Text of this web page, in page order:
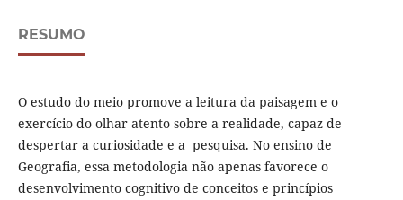
RESUMO
O estudo do meio promove a leitura da paisagem e o
exercício do olhar atento sobre a realidade, capaz de
despertar a curiosidade e a pesquisa. No ensino de
Geografia, essa metodologia não apenas favorece o
desenvolvimento cognitivo de conceitos e princípios